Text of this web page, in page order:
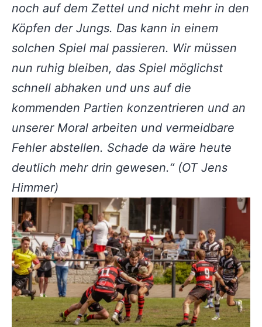
noch auf dem Zettel und nicht mehr in den
Köpfen der Jungs. Das kann in einem
solchen Spiel mal passieren. Wir müssen
nun ruhig bleiben, das Spiel möglichst
schnell abhaken und uns auf die
kommenden Partien konzentrieren und an
unserer Moral arbeiten und vermeidbare
Fehler abstellen. Schade da wäre heute
deutlich mehr drin gewesen.“ (OT Jens
Himmer)